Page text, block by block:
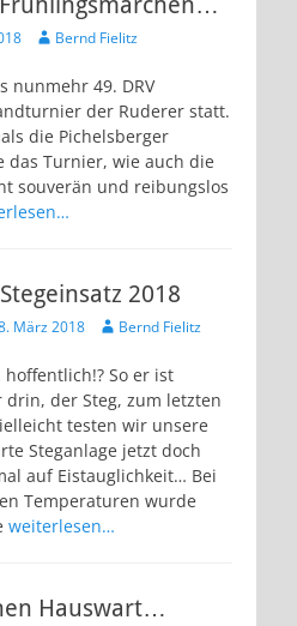
AutorBernd Fielitz
nunmehr 49. DRV
der Ruderer statt.
die Pichelsberger
das Turnier, wie auch die
souverän und reibungslos
Stegeinsatz 2018
März 2018 AutorBernd Fielitz
So er ist
drin, der Steg, zum letzten
testen wir unsere
Steganlage jetzt doch
auf Eistauglichkeit… Bei
Temperaturen wurde
weiterlesen…
Hauswart…